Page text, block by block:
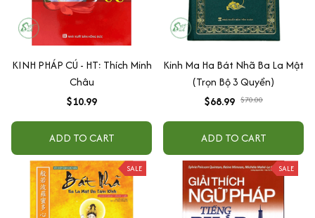
KINH PHÁP CÚ - HT: Thích Minh
Châu
$10.99
ADD TO CART
Kinh Ma Ha Bát Nhã Ba La Mật
(Trọn Bộ 3 Quyển)
$68.99 $70.00
ADD TO CART
SALE SALE